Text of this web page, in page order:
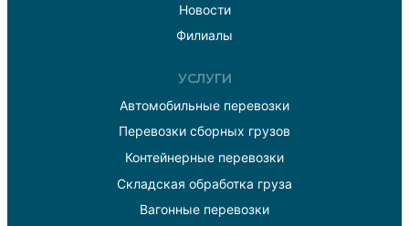
Новости
Филиалы
УСЛУГИ
Автомобильные перевозки
Перевозки сборных грузов
Контейнерные перевозки
Складская обработка груза
Вагонные перевозки